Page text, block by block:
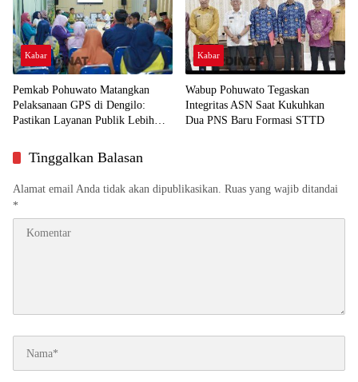
Kabar
Pemkab Pohuwato Matangkan
Pelaksanaan GPS di Dengilo:
Pastikan Layanan Publik Lebih
Kabar
Wabup Pohuwato Tegaskan
Integritas ASN Saat Kukuhkan
Dua PNS Baru Formasi STTD
Tinggalkan Balasan
Alamat email Anda tidak akan dipublikasikan. Ruas yang wajib ditandai
*